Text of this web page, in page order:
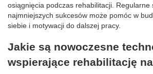
osiągnięcia podczas rehabilitacji. Regularne
najmniejszych sukcesów może pomóc w
siebie i motywacji do dalszej pracy.
Jakie są nowoczesne
wspierające rehabilitację